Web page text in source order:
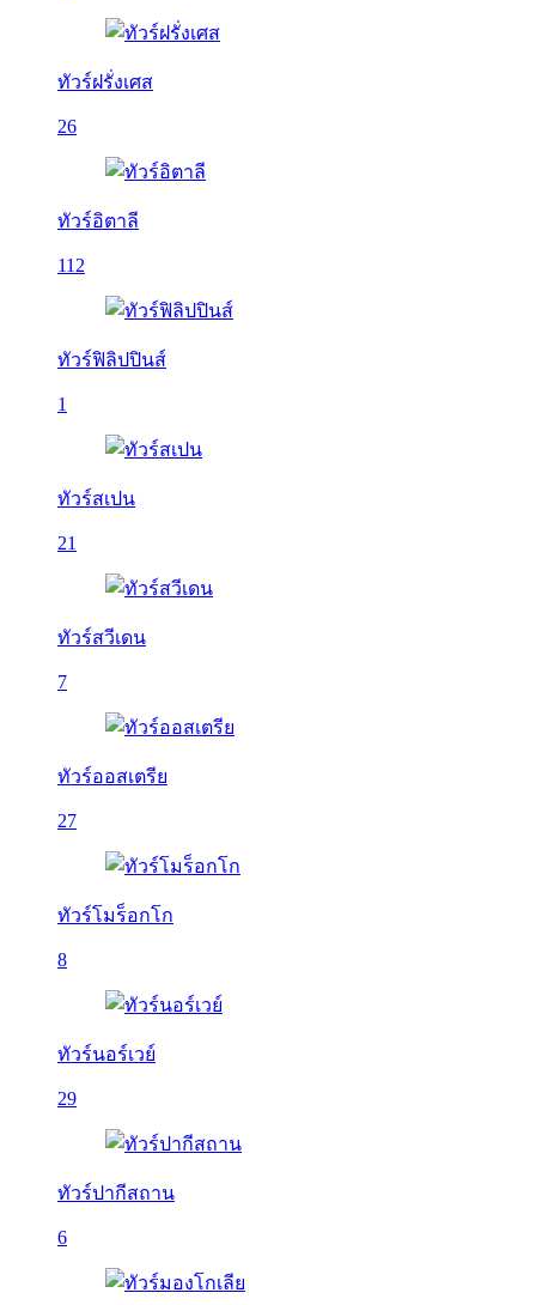
ทัวร์ฝรั่งเศส
26
ทัวร์อิตาลี
112
ทัวร์ฟิลิปปินส์
1
ทัวร์สเปน
21
ทัวร์สวีเดน
7
ทัวร์ออสเตรีย
27
ทัวร์โมร็อกโก
8
ทัวร์นอร์เวย์
29
ทัวร์ปากีสถาน
6